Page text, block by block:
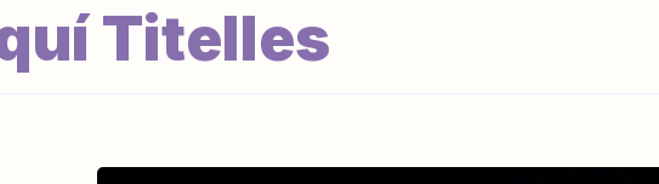
Titelles